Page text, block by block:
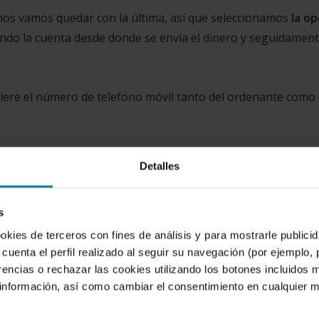
Detalles
de terceros con fines de análisis y para mostrarle
el perfil realizado al seguir su navegación (por ejemplo,
o rechazar las cookies utilizando los botones incluidos
así como cambiar el consentimiento en cualquier
vamos quedar con la última, así que seleccionamos la
la cuenta desde donde se envía el dinero y
el número de telefono móvil tanto del ordenante como
desde la aplicación,
la operación que has realizado. Te indica el importe a
porque la vas a necesitar para el próximo paso.